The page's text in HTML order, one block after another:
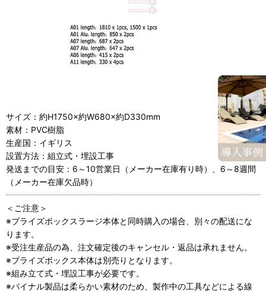
サイズ：約H1750×約W680×約D330mm
素材：PVC樹脂
生産国：イギリス
設置方法：組立式・埋設工事
発送までの目安：6～10営業日（メーカー在庫有り時）、6～8週間
（メーカー在庫欠品時）
＜ご注意＞
※ブライズボックスラージ本体と同時購入の場合、別々の配送にな
ります。
※受注生産品の為、注文確定後のキャンセル・返品は承れません。
※ブライズボックス本体は別売りとなります。
※組み立て式・埋設工事が必要です。
※バイナル製品は柔らかい素材のため、製作中の工具などによる線